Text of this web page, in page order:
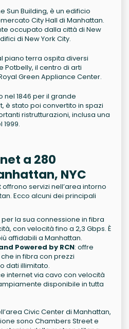
Sun Building, è un edificio
City Hall di Manhattan.
occupato dalla città di New
di New York City.
piano terra ospita diversi
Potbelly, il centro di arti
Green Appliance Center.
1846 per il grande
è stato poi convertito in spazi
ristrutturazioni, inclusa una
a 280
NYC
servizi nell’area intorno
Ecco alcuni dei principali
per la sua connessione in fibra
con velocità fino a 2,3 Gbps. È
affidabili a Manhattan.
Powered by RCN: offre
in fibra con prezzi
dati illimitato.
internet via cavo con velocità
disponibile in tutta
Civic Center di Manhattan,
sono Chambers Street e